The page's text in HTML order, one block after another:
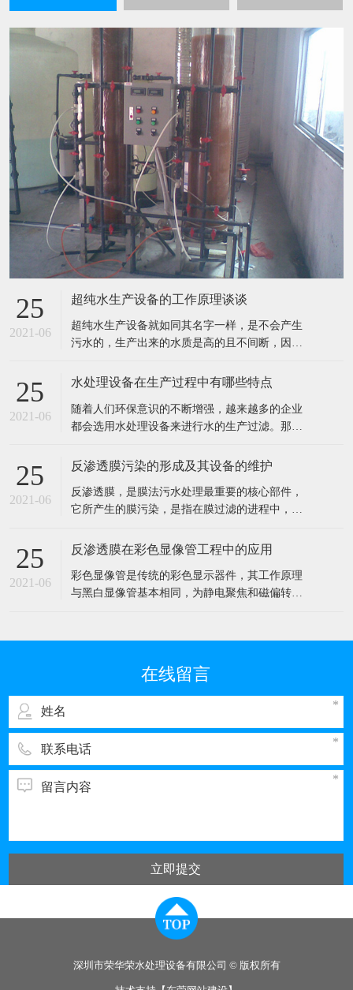
25
2021-06
超纯水生产设备的工作原理谈谈
超纯水生产设备就如同其名字一样，是不会产生
污水的，生产出来的水质是高的且不间断，因此
要也是用在水处理和电子工业以及实验室呀等行
产设备的工作过程通过交换羟基离子或氢氧根离
子去除不想要的离子，然后将这些
25
2021-06
水处理设备在生产过程中有哪些特点
随着人们环保意识的不断增强，越来越多的企业
都会选用水处理设备来进行水的生产过滤。那
出水水质好。 2、工业食品超纯水设备多采用多
预处理，能有效去除原水中的悬浮物、胶体、泥
沙、异味等杂质，处理后的水能能
25
2021-06
反渗透膜污染的形成及其设备的维护
反渗透膜，是膜法污水处理最重要的核心部件，
它所产生的膜污染，是指在膜过滤的进程中，水
让膜孔径变小或者是阻塞。反渗透膜作为深圳反
的要素、损害。 1、反渗透体系污染 反渗透体系
的污染通常指体系进水中所含的无
25
2021-06
反渗透膜在彩色显像管工程中的应用
彩色显像管是传统的彩色显示器件，其工作原理
与黑白显像管基本相同，为静电聚焦和磁偏转方
我国排污的大户之一。与电子工业其它领域一
水，而经过彩管制造车间使用的纯水，排出时都
在线留言
立即提交
深圳市荣华荣水处理设备有限公司 © 版权所有